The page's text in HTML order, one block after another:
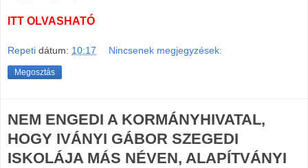
ITT OLVASHATÓ
Repeti dátum: 10:17 Nincsenek megjegyzések:
Megosztás
NEM ENGEDI A KORMÁNYHIVATAL,
HOGY IVÁNYI GÁBOR SZEGEDI
ISKOLÁJA MÁS NÉVEN, ALAPÍTVÁNYI